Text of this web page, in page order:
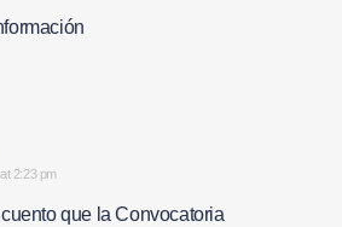
2:23 pm
cuento que la Convocatoria